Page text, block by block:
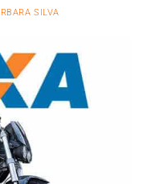
SILVA